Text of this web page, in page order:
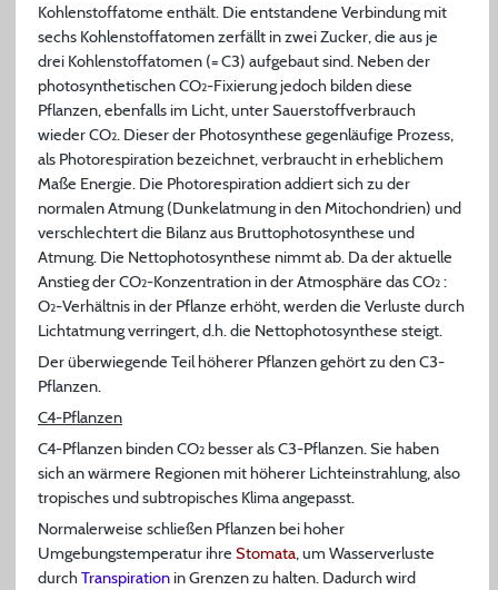
Kohlenstoffatome enthält. Die entstandene Verbindung mit
sechs Kohlenstoffatomen zerfällt in zwei Zucker, die aus je
drei Kohlenstoffatomen (= C3) aufgebaut sind. Neben der
photosynthetischen CO2-Fixierung jedoch bilden diese
Pflanzen, ebenfalls im Licht, unter Sauerstoffverbrauch
wieder CO2. Dieser der Photosynthese gegenläufige Prozess,
als Photorespiration bezeichnet, verbraucht in erheblichem
Maße Energie. Die Photorespiration addiert sich zu der
normalen Atmung (Dunkelatmung in den Mitochondrien) und
verschlechtert die Bilanz aus Bruttophotosynthese und
Atmung. Die Nettophotosynthese nimmt ab. Da der aktuelle
Anstieg der CO2-Konzentration in der Atmosphäre das CO2 :
O2-Verhältnis in der Pflanze erhöht, werden die Verluste durch
Lichtatmung verringert, d.h. die Nettophotosynthese steigt.
Der überwiegende Teil höherer Pflanzen gehört zu den C3-
Pflanzen.
C4-Pflanzen
C4-Pflanzen binden CO2 besser als C3-Pflanzen. Sie haben
sich an wärmere Regionen mit höherer Lichteinstrahlung, also
tropisches und subtropisches Klima angepasst.
Normalerweise schließen Pflanzen bei hoher
Umgebungstemperatur ihre Stomata, um Wasserverluste
durchTranspirationin Grenzen zu halten. Dadurch wird